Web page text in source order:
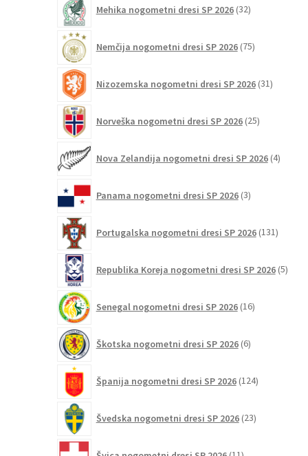
Mehika nogometni dresi SP 2026 32izdelkov
Nemčija nogometni dresi SP 2026 75izdelkov
Nizozemska nogometni dresi SP 2026 31izdelkov
Norveška nogometni dresi SP 2026 25izdelkov
Nova Zelandija nogometni dresi SP 2026 4izdelki
Panama nogometni dresi SP 2026 3izdelki
Portugalska nogometni dresi SP 2026 131
Republika Koreja nogometni dresi SP 2026 5
Senegal nogometni dresi SP 2026 16izdelkov
Škotska nogometni dresi SP 2026 6izdelkov
Španija nogometni dresi SP 2026 124izdelkov
Švedska nogometni dresi SP 2026 23izdelkov